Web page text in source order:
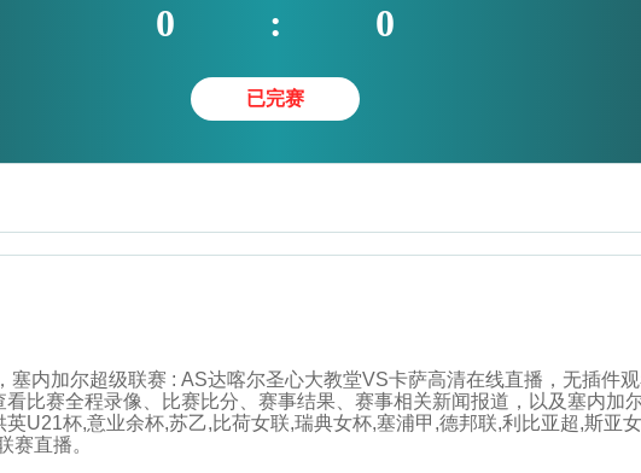
0 : 0
已完赛
塞内加尔超级联赛 : AS达喀尔圣心大教堂VS卡萨高清在线直播，无插件
比赛全程录像、比赛比分、赛事结果、赛事相关新闻报道，以及塞内加
U21杯,意业余杯,苏乙,比荷女联,瑞典女杯,塞浦甲,德邦联,利比亚超,斯亚
赛直播。